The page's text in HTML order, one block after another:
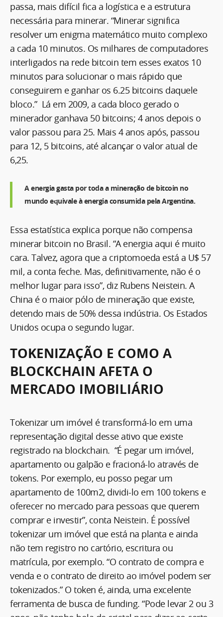
passa, mais difícil fica a logística e a estrutura
necessária para minerar. “Minerar significa
resolver um enigma matemático muito complexo
a cada 10 minutos. Os milhares de computadores
interligados na rede bitcoin tem esses exatos 10
minutos para solucionar o mais rápido que
conseguirem e ganhar os 6.25 bitcoins daquele
bloco.” Lá em 2009, a cada bloco gerado o
minerador ganhava 50 bitcoins; 4 anos depois o
valor passou para 25. Mais 4 anos após, passou
para 12, 5 bitcoins, até alcançar o valor atual de
6,25.
A energia gasta por toda a mineração de bitcoin no
mundo equivale à energia consumida pela Argentina.
Essa estatística explica porque não compensa
minerar bitcoin no Brasil. “A energia aqui é muito
cara. Talvez, agora que a criptomoeda está a U$ 57
mil, a conta feche. Mas, definitivamente, não é o
melhor lugar para isso”, diz Rubens Neistein. A
China é o maior pólo de mineração que existe,
detendo mais de 50% dessa indústria. Os Estados
Unidos ocupa o segundo lugar.
TOKENIZAÇÃO E COMO A
BLOCKCHAIN AFETA O
MERCADO IMOBILIÁRIO
Tokenizar um imóvel é transformá-lo em uma
representação digital desse ativo que existe
registrado na blockchain. “É pegar um imóvel,
apartamento ou galpão e fracioná-lo através de
tokens. Por exemplo, eu posso pegar um
apartamento de 100m2, dividi-lo em 100 tokens e
oferecer no mercado para pessoas que querem
comprar e investir”, conta Neistein. É possível
tokenizar um imóvel que está na planta e ainda
não tem registro no cartório, escritura ou
matrícula, por exemplo. “O contrato de compra e
venda e o contrato de direito ao imóvel podem ser
tokenizados.” O token é, ainda, uma excelente
ferramenta de busca de funding. “Pode levar 2 ou 3